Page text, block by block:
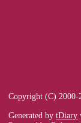
Copyright (C)
Generated bytDiary